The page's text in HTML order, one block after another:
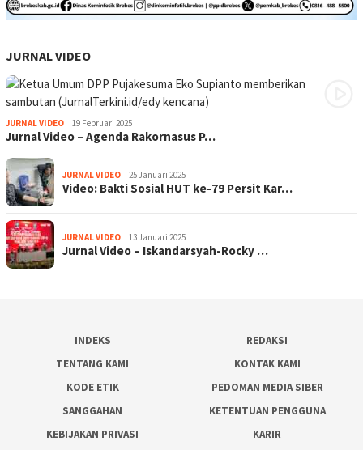
JURNAL VIDEO
JURNAL VIDEO 19 Februari 2025
Jurnal Video – Agenda Rakornasus P…
JURNAL VIDEO 25 Januari 2025
Video: Bakti Sosial HUT ke-79 Persit Kar…
JURNAL VIDEO 13 Januari 2025
Jurnal Video – Iskandarsyah-Rocky …
INDEKS
REDAKSI
TENTANG KAMI
KONTAK KAMI
KODE ETIK
PEDOMAN MEDIA SIBER
SANGGAHAN
KETENTUAN PENGGUNA
KEBIJAKAN PRIVASI
KARIR